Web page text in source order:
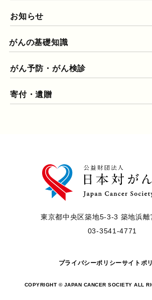
お知らせ
がんの基礎知識
がん予防・がん検診
寄付・遺贈
東京都中央区築地5-3-3 築地浜離
03-3541-4771
プライバシーポリシーサイトポ
COPYRIGHT © JAPAN CANCER SOCIETY ALL